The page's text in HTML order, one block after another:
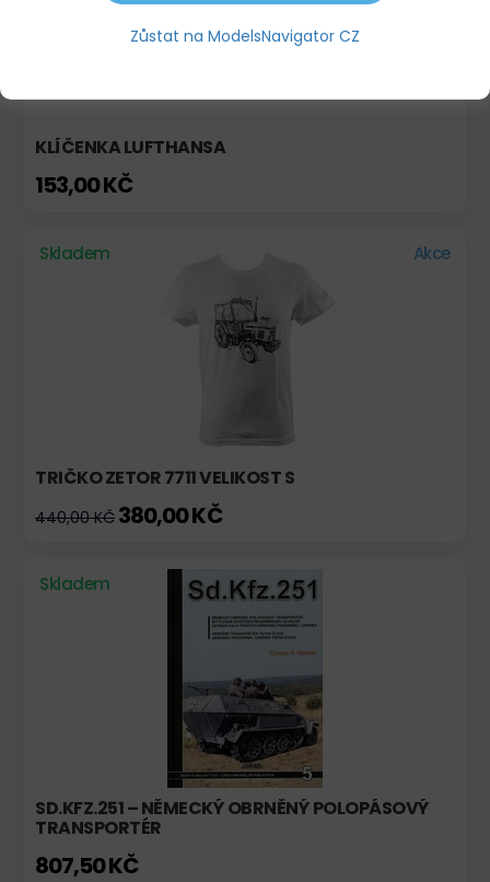
KLÍČENKA LUFTHANSA
153,00 KČ
Skladem Akce
TRIČKO ZETOR 7711 VELIKOST S
440,00 KČ 380,00 KČ
Skladem
SD.KFZ.251 – NĚMECKÝ OBRNĚNÝ POLOPÁSOVÝ
TRANSPORTÉR
807,50 KČ
Zůstat na ModelsNavigator CZ